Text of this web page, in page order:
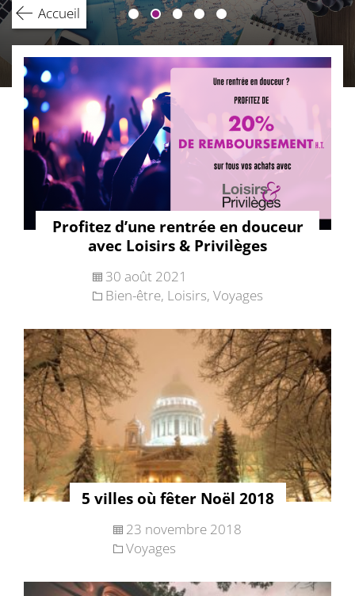
Accueil
Profitez d’une rentrée en douceur
avec Loisirs & Privilèges
30 août 2021
Bien-être, Loisirs, Voyages
5 villes où fêter Noël 2018
23 novembre 2018
Voyages